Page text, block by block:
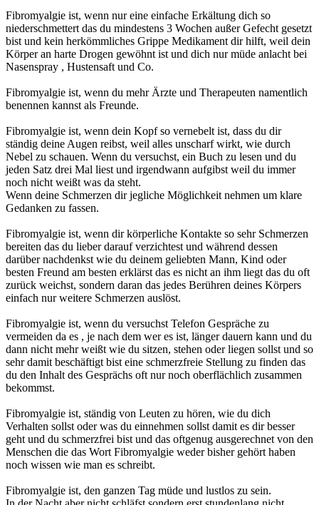
Fibromyalgie ist, wenn nur eine einfache Erkältung dich so
niederschmettert das du mindestens 3 Wochen außer Gefecht gesetzt
bist und kein herkömmliches Grippe Medikament dir hilft, weil dein
Körper an harte Drogen gewöhnt ist und dich nur müde anlacht bei
Nasenspray , Hustensaft und Co.
Fibromyalgie ist, wenn du mehr Ärzte und Therapeuten namentlich
benennen kannst als Freunde.
Fibromyalgie ist, wenn dein Kopf so vernebelt ist, dass du dir
ständig deine Augen reibst, weil alles unscharf wirkt, wie durch
Nebel zu schauen. Wenn du versuchst, ein Buch zu lesen und du
jeden Satz drei Mal liest und irgendwann aufgibst weil du immer
noch nicht weißt was da steht.
Wenn deine Schmerzen dir jegliche Möglichkeit nehmen um klare
Gedanken zu fassen.
Fibromyalgie ist, wenn dir körperliche Kontakte so sehr Schmerzen
bereiten das du lieber darauf verzichtest und während dessen
darüber nachdenkst wie du deinem geliebten Mann, Kind oder
besten Freund am besten erklärst das es nicht an ihm liegt das du oft
zurück weichst, sondern daran das jedes Berühren deines Körpers
einfach nur weitere Schmerzen auslöst.
Fibromyalgie ist, wenn du versuchst Telefon Gespräche zu
vermeiden da es , je nach dem wer es ist, länger dauern kann und du
dann nicht mehr weißt wie du sitzen, stehen oder liegen sollst und so
sehr damit beschäftigt bist eine schmerzfreie Stellung zu finden das
du den Inhalt des Gesprächs oft nur noch oberflächlich zusammen
bekommst.
Fibromyalgie ist, ständig von Leuten zu hören, wie du dich
Verhalten sollst oder was du einnehmen sollst damit es dir besser
geht und du schmerzfrei bist und das oftgenug ausgerechnet von den
Menschen die das Wort Fibromyalgie weder bisher gehört haben
noch wissen wie man es schreibt.
Fibromyalgie ist, den ganzen Tag müde und lustlos zu sein.